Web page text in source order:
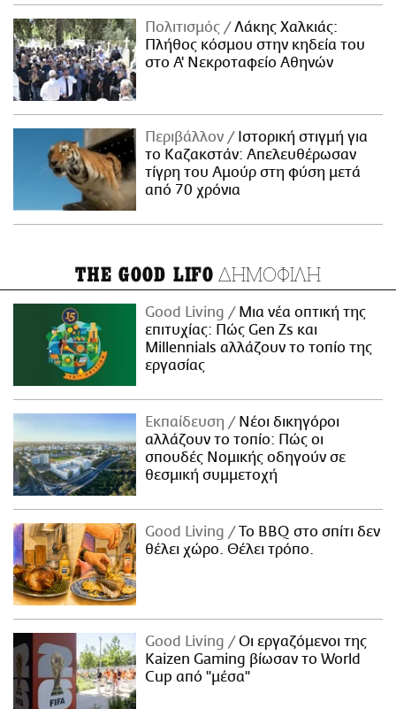
Πολιτισμός
Λάκης Χαλκιάς:
Πλήθος κόσμου στην κηδεία του
στο Α' Νεκροταφείο Αθηνών
Περιβάλλον
Ιστορική στιγμή για
το Καζακστάν: Απελευθέρωσαν
τίγρη του Αμούρ στη φύση μετά
από 70 χρόνια
THE GOOD LIFO ΔΗΜΟΦΙΛΗ
Good Living
Μια νέα οπτική της
επιτυχίας: Πώς Gen Zs και
Millennials αλλάζουν το τοπίο της
εργασίας
Εκπαίδευση
Νέοι δικηγόροι
αλλάζουν το τοπίο: Πώς οι
σπουδές Νομικής οδηγούν σε
θεσμική συμμετοχή
Good Living
Το BBQ στο σπίτι δεν
θέλει χώρο. Θέλει τρόπο.
Good Living
Οι εργαζόμενοι της
Kaizen Gaming βίωσαν το World
Cup από "μέσα"